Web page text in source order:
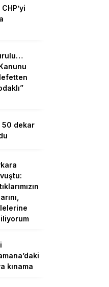
50 dekar
kınama